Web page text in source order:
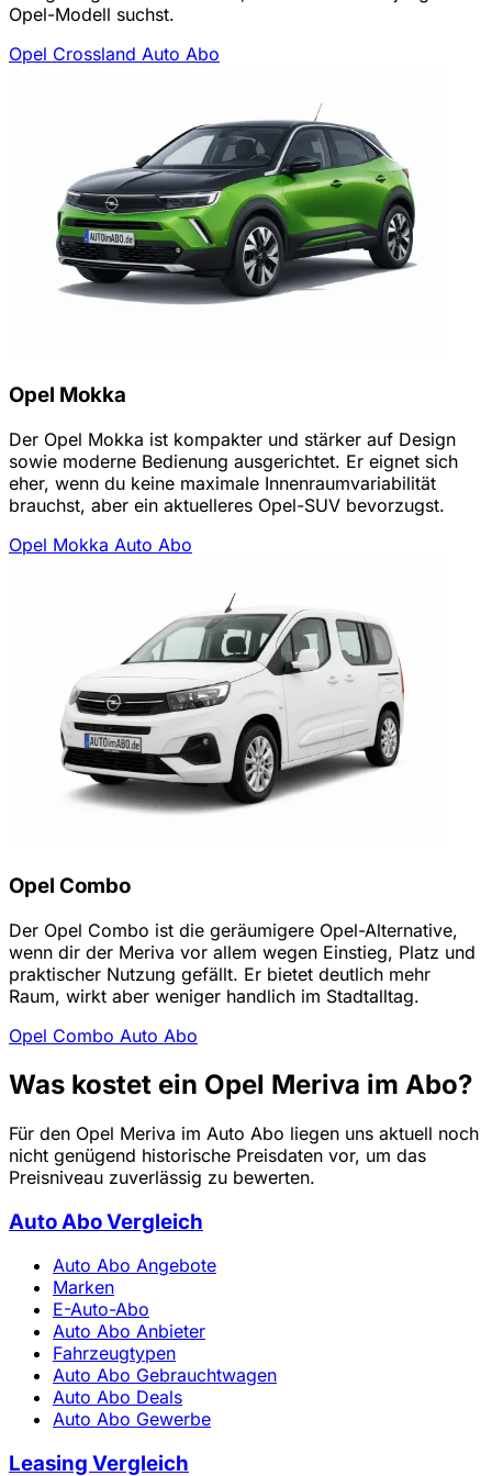
Opel-Modell suchst.
Opel Crossland Auto Abo
Opel Mokka
Der Opel Mokka ist kompakter und stärker auf Design
sowie moderne Bedienung ausgerichtet. Er eignet sich
eher, wenn du keine maximale Innenraumvariabilität
brauchst, aber ein aktuelleres Opel-SUV bevorzugst.
Opel Mokka Auto Abo
Opel Combo
Der Opel Combo ist die geräumigere Opel-Alternative,
wenn dir der Meriva vor allem wegen Einstieg, Platz und
praktischer Nutzung gefällt. Er bietet deutlich mehr
Raum, wirkt aber weniger handlich im Stadtalltag.
Opel Combo Auto Abo
Was kostet ein Opel Meriva im Abo?
Für den Opel Meriva im Auto Abo liegen uns aktuell noch
nicht genügend historische Preisdaten vor, um das
Preisniveau zuverlässig zu bewerten.
Auto Abo Vergleich
Auto Abo Angebote
Marken
E-Auto-Abo
Auto Abo Anbieter
Fahrzeugtypen
Auto Abo Gebrauchtwagen
Auto Abo Deals
Auto Abo Gewerbe
Leasing Vergleich